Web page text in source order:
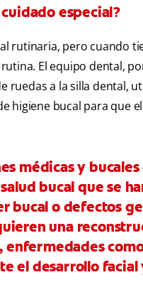
especial?
rutinaria, pero cuando
El equipo dental,
ruedas a la silla dental,
higiene bucal para que
médicas y
bucal que se
bucal o defectos
una
enfermedades
el desarrollo